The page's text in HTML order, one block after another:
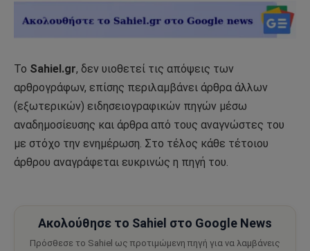
Το Sahiel.gr, δεν υιοθετεί τις απόψεις των
αρθρογράφων, επίσης περιλαμβάνει άρθρα άλλων
(εξωτερικών) ειδησειογραφικών πηγών μέσω
αναδημοσίευσης και άρθρα από τους αναγνώστες του
με στόχο την ενημέρωση. Στο τέλος κάθε τέτοιου
άρθρου αναγράφεται ευκρινώς η πηγή του.
Ακολούθησε το Sahiel στο Google News
Πρόσθεσε το Sahiel ως προτιμώμενη πηγή για να λαμβάνεις